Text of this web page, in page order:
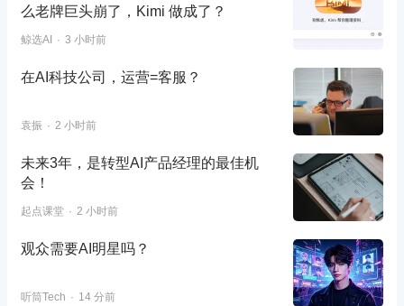
么老牌巨头崩了，Kimi 做成了？
鲸选AI 3 小时前
在AI科技公司，运营=客服？
袁振 2 小时前
未来3年，是转型AI产品经理的最佳机
会！
起点课堂 2 小时前
观众需要AI明星吗？
听筒Tech 14 分前